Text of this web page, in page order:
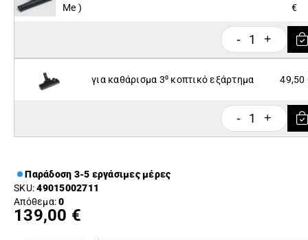
Me ) €
- 1 +
για καθάρισμα 3⁰ κοπτικό εξάρτημα 49,50
- 1 +
Παράδοση 3-5 εργάσιμες μέρες
SKU:49015002711
Απόθεμα:0
139,00 €